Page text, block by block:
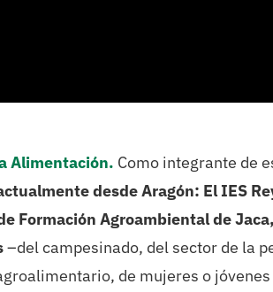
Alimentación. Como integrante de
desde Aragón: El IES
Formación Agroambiental de
–del campesinado, del sector de la
de mujeres o jóvenes